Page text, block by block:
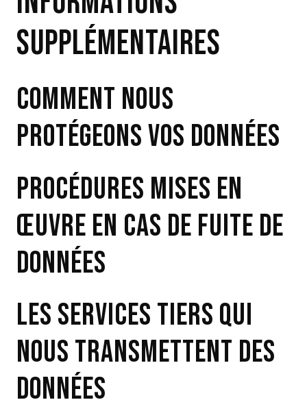
SUPPLÉMENTAIRES
COMMENT NOUS
PROTÉGEONS VOS DONNÉES
PROCÉDURES MISES EN
ŒUVRE EN CAS DE FUITE DE
DONNÉES
LES SERVICES TIERS QUI
NOUS TRANSMETTENT DES
DONNÉES